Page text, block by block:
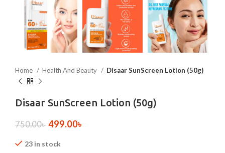
Home Health And Beauty Disaar SunScreen Lotion (50g)
Disaar SunScreen Lotion (50g)
750.00৳ 499.00৳
23 in stock